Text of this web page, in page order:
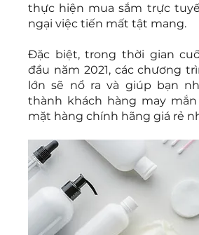
thực hiện mua sắm trực
ngại việc tiến mất tật mang.
Đặc biệt, trong thời gian
đầu năm 2021, các chương
lớn sẽ nổ ra và giúp bạn
thành khách hàng may
mặt hàng chính hãng giá rẻ